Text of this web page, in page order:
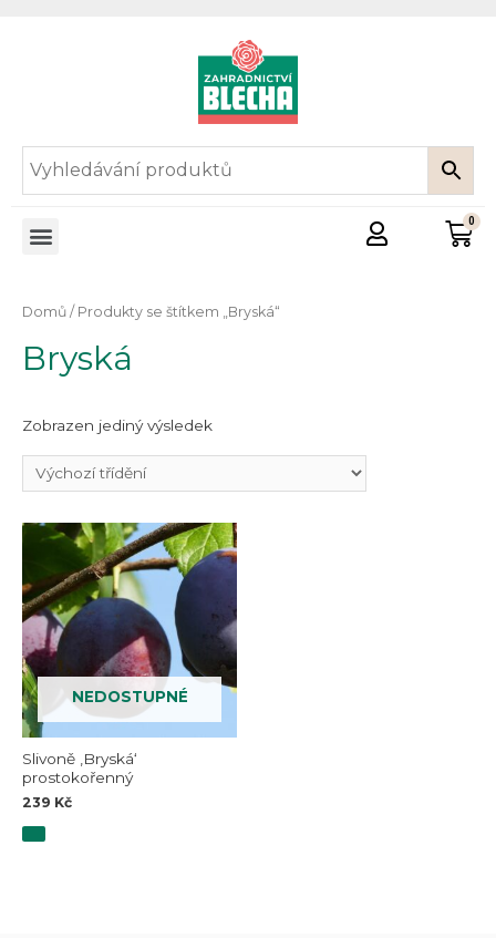
Domů / Produkty se štítkem „Bryská“
Bryská
Zobrazen jediný výsledek
NEDOSTUPNÉ
Slivoně ‚Bryská‘
prostokořenný
239 Kč